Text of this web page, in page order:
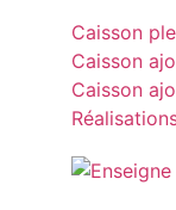
Caisson
Caisson
Caisson